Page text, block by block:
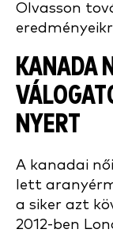
Olvasson
KANADA
NYERT
A kanadai
lett
a siker azt
2012-ben